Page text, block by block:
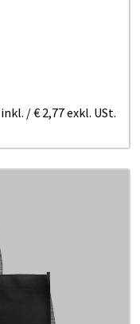
inkl. /€ 2,77exkl. USt.